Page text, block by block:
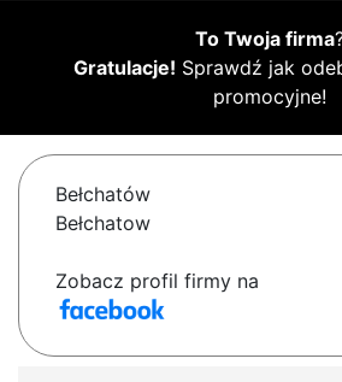
To Twoja firma
Gratulacje! Sprawdź jak
promocyjne!
Bełchatów
Bełchatow
Zobacz profil firmy na